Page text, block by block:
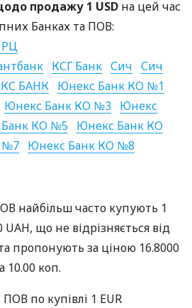
продажу 1 USD на цей час
Банках та ПОВ:
РЦ
КСГ Банк Сич Сич
БАНК Юнекс Банк КО №1
Юнекс Банк КО №3
Юнекс
КО №5 Юнекс Банк КО
№7 Юнекс Банк КО №8
найбільш часто купують 1
UAH, що не відрізняється від
пропонують за ціною 16.8000
коп.
ПОВ по купівлі 1 EUR